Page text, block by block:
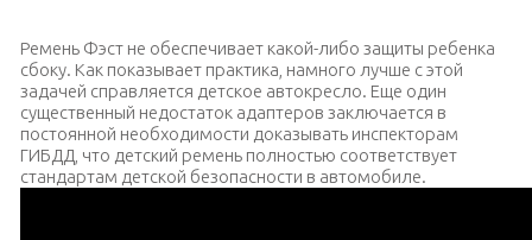
Ремень Фэст не обеспечивает какой-либо защиты ребенка
сбоку. Как показывает практика, намного лучше с этой
задачей справляется детское автокресло. Еще один
существенный недостаток адаптеров заключается в
постоянной необходимости доказывать инспекторам
ГИБДД, что детский ремень полностью соответствует
стандартам детской безопасности в автомобиле.